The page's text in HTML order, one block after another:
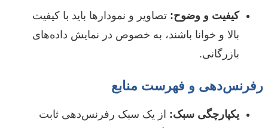
کیفیت و وضوح: تصاویر و نمودارها باید با کیفیت
بالا و خوانا باشند، به خصوص در نمایش داده‌های
بازرگانی.
رفرنس‌دهی و فهرست منابع
یکپارچگی سبک: از یک سبک رفرنس‌دهی ثابت